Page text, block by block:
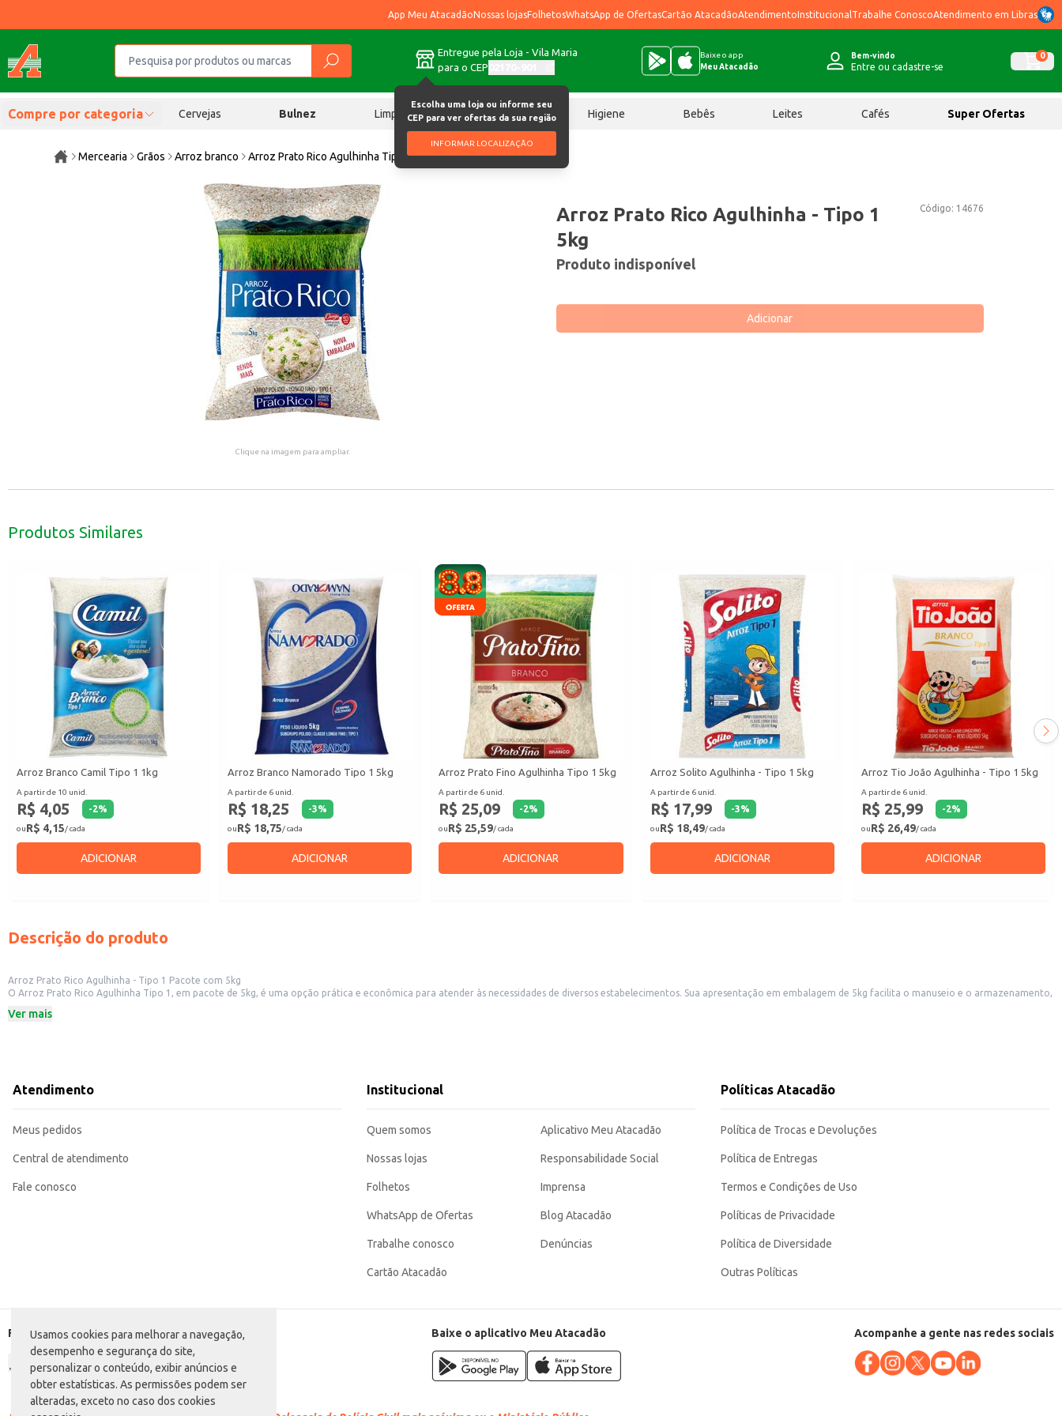
Usamos cookies para melhorar a navegação,
desempenho e segurança do site,
personalizar o conteúdo, exibir anúncios e
obter estatísticas. As permissões podem ser
alteradas, exceto no caso dos cookies
App Meu AtacadãoNossas lojasFolhetosWhatsApp de OfertasCartão AtacadãoAtendimentoInstitucional Trabalhe ConoscoAtendimento em Libras
Entregue pela Loja - Vila Maria
para o CEP
Escolha uma loja ou informe seu
CEP para ver ofertas da sua região
INFORMAR LOCALIZAÇÃO
Baixe o app
Meu Atacadão
Bem-vindo
Entre ou cadastre-se
0
Compre por categoria Cervejas Bulnez Limpeza Chocolates Higiene Bebês Leites Cafés Super Ofertas
Mercearia Grãos Arroz branco Arroz Prato Rico Agulhinha Tipo 1 5kg
Clique na imagem para ampliar.
Código: 14676
Arroz Prato Rico Agulhinha - Tipo 1
5kg
Produto indisponível
Adicionar
Produtos Similares
Arroz Branco Camil Tipo 1 1kg
A partir de 10 unid.
R$ 4,05 -2%
ouR$ 4,15/ cada
ADICIONAR
Arroz Branco Namorado Tipo 1 5kg
A partir de 6 unid.
R$ 18,25 -3%
ouR$ 18,75/ cada
ADICIONAR
Arroz Prato Fino Agulhinha Tipo 1 5kg
A partir de 6 unid.
R$ 25,09 -2%
ouR$ 25,59/ cada
ADICIONAR
Arroz Solito Agulhinha - Tipo 1 5kg
A partir de 6 unid.
R$ 17,99 -3%
ouR$ 18,49/ cada
ADICIONAR
Arroz Tio João Agulhinha - Tipo 1 5kg
A partir de 6 unid.
R$ 25,99 -2%
ouR$ 26,49/ cada
ADICIONAR
Descrição do produto
Arroz Prato Rico Agulhinha - Tipo 1 Pacote com 5kg
O Arroz Prato Rico Agulhinha Tipo 1, em pacote de 5kg, é uma opção prática e econômica para atender às necessidades de diversos estabelecimentos. Sua apresentação em embalagem de 5kg facilita o manuseio e o armazenamento,
buscam praticidade e um produto de qualidade.
O Arroz Prato Rico Agulhinha Tipo 1 proporciona um cozimento uniforme e grãos soltos, características que contribuem para um resultado final saboroso e de boa apresentação. Sua embalagem de 5kg garante um bom custo-
benefício, otimizando o tempo e os recursos de quem o utiliza.
Departamento: Mercearia
Conteúdo: 5kg
Ver mais
Atendimento
Meus pedidos
Central de atendimento
Fale conosco
Institucional
Quem somos
Nossas lojas
Folhetos
WhatsApp de Ofertas
Trabalhe conosco
Cartão Atacadão
Aplicativo Meu Atacadão
Responsabilidade Social
Imprensa
Blog Atacadão
Denúncias
Políticas Atacadão
Política de Trocas e Devoluções
Política de Entregas
Termos e Condições de Uso
Políticas de Privacidade
Política de Diversidade
Outras Políticas
Formas de pagamento Baixe o aplicativo Meu Atacadão Acompanhe a gente nas redes sociais